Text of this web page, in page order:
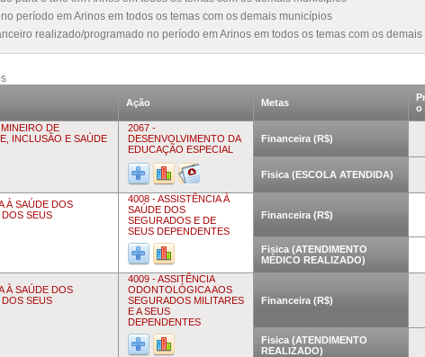
período em Arinos em todos os temas com os demais municípios
realizado/programado no período em Arinos em todos os temas com os
Ação Metas
o
DE
INCLUSÃO E SAÚDE
2067 -
DESENVOLVIMENTO DA
EDUCAÇÃO ESPECIAL
Financeira (R$)
Fisica (ESCOLA ATENDIDA)
À SAÚDE DOS
SEUS
4008 - ASSISTÊNCIA À
SAÚDE DOS
SEGURADOS E DE
SEUS DEPENDENTES
Financeira (R$)
Fisica (ATENDIMENTO
MÉDICO REALIZADO)
À SAÚDE DOS
SEUS
4009 - ASSITÊNCIA
ODONTOLÓGICA AOS
SEGURADOS MILITARES
E A SEUS
DEPENDENTES
Financeira (R$)
Fisica (ATENDIMENTO
REALIZADO)